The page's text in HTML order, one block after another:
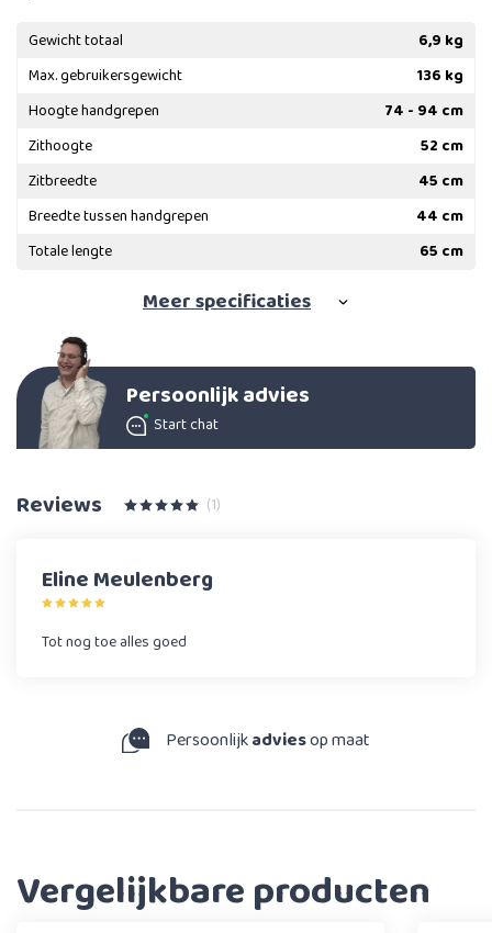
Gewicht totaal
6,9 kg
Max. gebruikersgewicht
136 kg
Hoogte handgrepen
74 - 94 cm
Zithoogte
52 cm
Zitbreedte
45 cm
Breedte tussen handgrepen
44 cm
Totale lengte
65 cm
Meerspecificaties
Persoonlijk advies
Start chat
Reviews (1)
Eline Meulenberg
Tot nog toe alles goed
Persoonlijkadviesop maat
Vergelijkbare producten